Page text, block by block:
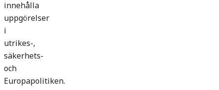
innehålla
uppgörelser
i
utrikes-,
säkerhets-
och
Europapolitiken.